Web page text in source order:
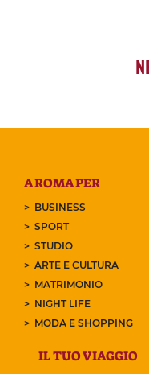
A ROMA PER
BUSINESS
SPORT
STUDIO
ARTE E CULTURA
MATRIMONIO
NIGHT LIFE
MODA E SHOPPING
IL TUO VIAGGIO